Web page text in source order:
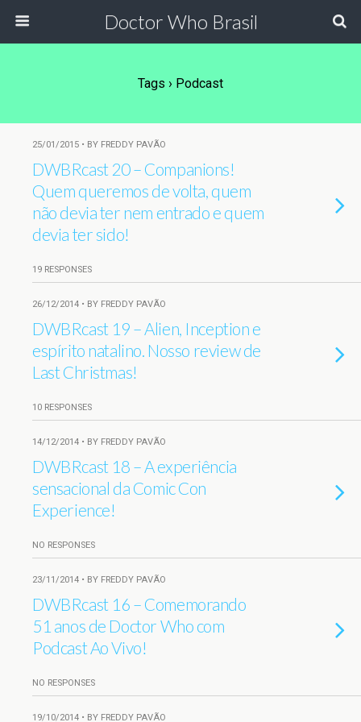
Doctor Who Brasil
Tags › Podcast
25/01/2015 • BY FREDDY PAVÃO
DWBRcast 20 – Companions!
Quem queremos de volta, quem
não devia ter nem entrado e quem
devia ter sido!
19 RESPONSES
26/12/2014 • BY FREDDY PAVÃO
DWBRcast 19 – Alien, Inception e
espírito natalino. Nosso review de
Last Christmas!
10 RESPONSES
14/12/2014 • BY FREDDY PAVÃO
DWBRcast 18 – A experiência
sensacional da Comic Con
Experience!
NO RESPONSES
23/11/2014 • BY FREDDY PAVÃO
DWBRcast 16 – Comemorando
51 anos de Doctor Who com
Podcast Ao Vivo!
NO RESPONSES
19/10/2014 • BY FREDDY PAVÃO